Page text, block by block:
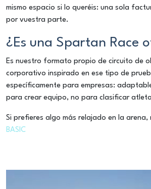
mismo espacio si lo queréis: una sola
por vuestra parte.
¿Es una Spartan Race
Es nuestro formato propio de circuito de
corporativo inspirado en ese tipo de
específicamente para empresas:
para crear equipo, no para clasificar
Si prefieres algo más relajado en la arena,
BASIC